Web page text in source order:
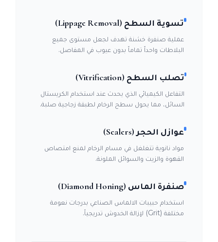
تسوية السطح (Lippage Removal)
عملية صنفرة خشنة تهدف لجعل مستوى جميع
البلاطات واحداً تماماً بدون عيوب في المفاصل.
تصلب السطح (Vitrification)
التفاعل الكيميائي الذي يحدث عند استخدام الكريستال
السائل، مما يحول سطح الرخام لطبقة زجاجية صلبة.
عوازل الحجر (Sealers)
مواد نانوية تتغلغل في مسام الرخام لمنع امتصاص
القهوة والزيت والسوائل الملونة.
صنفرة الماس (Diamond Honing)
استخدام حبيبات الالماس الصناعي بدرجات نعومة
مختلفة (Grit) لإزالة الخدوش تدريجياً.